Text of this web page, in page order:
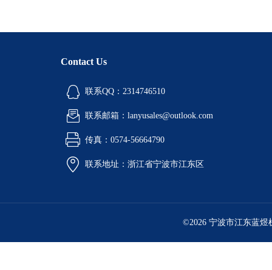
Contact Us
联系QQ：2314746510
联系邮箱：lanyusales@outlook.com
传真：0574-56664790
联系地址：浙江省宁波市江东区
©2026 宁波市江东蓝